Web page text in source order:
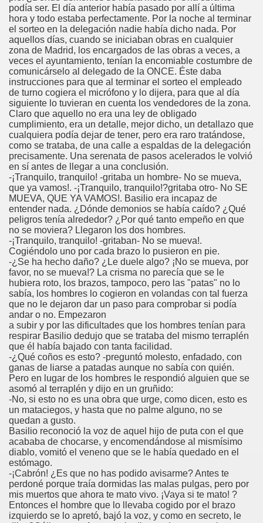
podía ser. El día anterior había pasado por allí a última
hora y todo estaba perfectamente. Por la noche al terminar
el sorteo en la delegación nadie había dicho nada. Por
aquellos días, cuando se iniciaban obras en cualquier
zona de Madrid, los encargados de las obras a veces, a
veces el ayuntamiento, tenían la encomiable costumbre de
comunicárselo al delegado de la ONCE. Éste daba
instrucciones para que al terminar el sorteo el empleado
de turno cogiera el micrófono y lo dijera, para que al día
siguiente lo tuvieran en cuenta los vendedores de la zona.
Claro que aquello no era una ley de obligado
cumplimiento, era un detalle, mejor dicho, un detallazo que
cualquiera podía dejar de tener, pero era raro tratándose,
como se trataba, de una calle a espaldas de la delegación
precisamente. Una serenata de pasos acelerados le volvió
en sí antes de llegar a una conclusión.
-¡Tranquilo, tranquilo! -gritaba un hombre- No se mueva,
que ya vamos!. -¡Tranquilo, tranquilo!?gritaba otro- No SE
MUEVA, QUE YA VAMOS!. Basilio era incapaz de
entender nada. ¿Dónde demonios se había caído? ¿Qué
peligros tenía alrededor? ¿Por qué tanto empeño en que
no se moviera? Llegaron los dos hombres.
-¡Tranquilo, tranquilo! -gritaban- No se mueva!.
Cogiéndolo uno por cada brazo lo pusieron en pie.
-¿Se ha hecho daño? ¿Le duele algo? ¡No se mueva, por
favor, no se mueva!? La crisma no parecía que se le
hubiera roto, los brazos, tampoco, pero las "patas" no lo
sabía, los hombres lo cogieron en volandas con tal fuerza
que no le dejaron dar un paso para comprobar si podía
andar o no. Empezaron
a subir y por las dificultades que los hombres tenían para
respirar Basilio dedujo que se trataba del mismo terraplén
que él había bajado con tanta facilidad.
-¿Qué coños es esto? -preguntó molesto, enfadado, con
ganas de liarse a patadas aunque no sabía con quién.
Pero en lugar de los hombres le respondió alguien que se
asomó al terraplén y dijo en un gruñido:
-No, si esto no es una obra que urge, como dicen, esto es
un mataciegos, y hasta que no palme alguno, no se
quedan a gusto.
Basilio reconoció la voz de aquel hijo de puta con el que
acababa de chocarse, y encomendándose al mismísimo
diablo, vomitó el veneno que se le había quedado en el
estómago.
-¡Cabrón! ¿Es que no has podido avisarme? Antes te
perdoné porque traía dormidas las malas pulgas, pero por
mis muertos que ahora te mato vivo. ¡Vaya si te mato! ?
Entonces el hombre que lo llevaba cogido por el brazo
izquierdo se lo apretó, bajó la voz, y como en secreto, le
de Obstáculos (Juurmaa, J.)
de Escritura Táctil para Lectores con Ceguera o
de Hombres Ilustres de París (César Puente)
150è Aniversari mort de Louis Braille (CPB de l'ONCE a
Maestro (F. Javier Bernal García)
Vicente (F. Javier Bernal)
Paz)
Figueroa)
(Puri Águila)
las Oposiciones (Elena Rodrigo)
(Luis Eduardo Martínez)
de la Educación Especial de la Mano de
Mi Vida (Teresa Bornez Abascal)
Pérez)
Ayudar a Personas con Discapacidad Visual
(Pedro Zurita)
sánchez Herrero)
Cuetos Suárez)
Otero)
Elissalde)
(Lídia León Esteban Y Víctor Martínez Maheux)